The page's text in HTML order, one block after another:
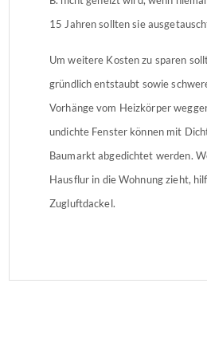
15 Jahren sollten sie
Um weitere Kosten zu sparen
gründlich entstaubt sowie
Vorhänge vom Heizkörper
undichte Fenster können mit
Baumarkt abgedichtet werden.
Hausflur in die Wohnung zieht,
Zugluftdackel.